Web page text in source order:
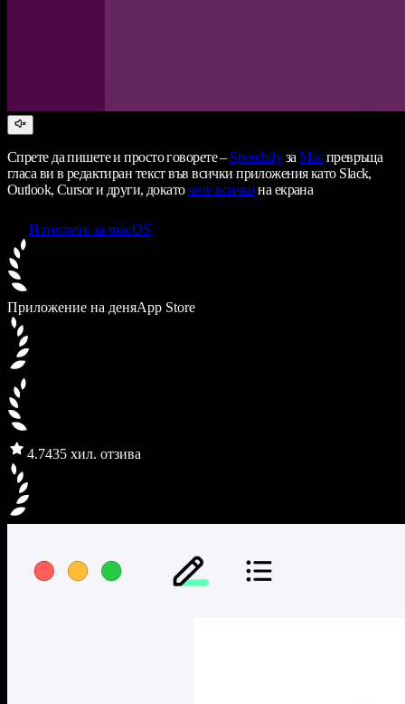
Спрете да пишете и просто говорете – SpeechifyзаMacпревръща
гласа ви в редактиран текст във всички приложения като Slack,
Outlook, Cursor и други, докаточете всичкона екрана
Изтеглете за macOS
Приложение на деняApp Store
4.7435 хил. отзива